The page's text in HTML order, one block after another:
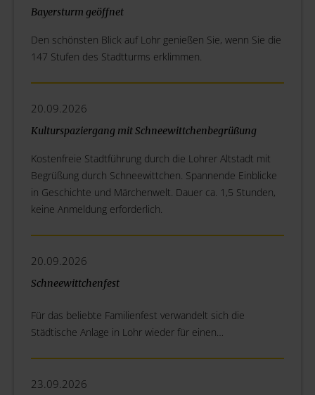
Bayersturm geöffnet
Den schönsten Blick auf Lohr genießen Sie, wenn Sie die
147 Stufen des Stadtturms erklimmen.
20.09.2026
Kulturspaziergang mit Schneewittchenbegrüßung
Kostenfreie Stadtführung durch die Lohrer Altstadt mit
Begrüßung durch Schneewittchen. Spannende Einblicke
in Geschichte und Märchenwelt. Dauer ca. 1,5 Stunden,
keine Anmeldung erforderlich.
20.09.2026
Schneewittchenfest
Für das beliebte Familienfest verwandelt sich die
Städtische Anlage in Lohr wieder für einen…
23.09.2026